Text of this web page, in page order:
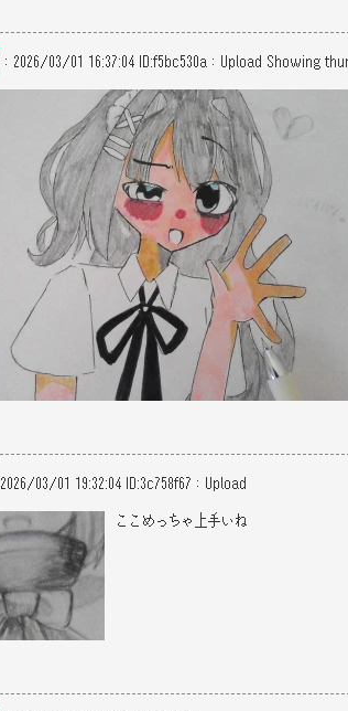
： 2026/03/01 16:37:04 ID:f5bc530a ： Upload Showing
2026/03/01 19:32:04 ID:3c758f67 ： Upload
ここめっちゃ上手いね